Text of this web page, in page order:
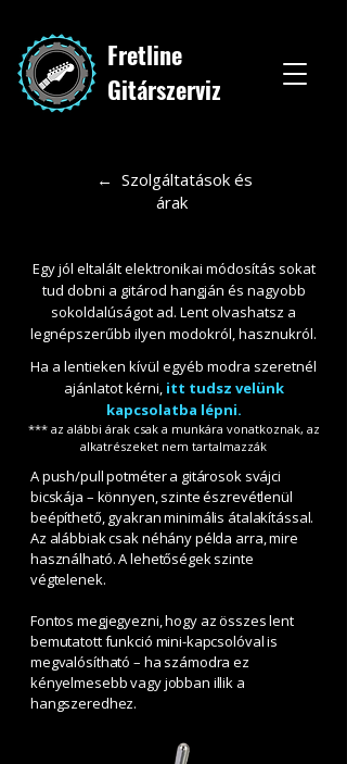
Fretline
Gitárszerviz
← Szolgáltatások és
árak
Egy jól eltalált elektronikai módosítás sokat
tud dobni a gitárod hangján és nagyobb
sokoldalúságot ad. Lent olvashatsz a
legnépszerűbb ilyen modokról, hasznukról.
Ha a lentieken kívül egyéb modra szeretnél
ajánlatot kérni, itt tudsz velünk
kapcsolatba lépni.
*** az alábbi árak csak a munkára vonatkoznak, az
alkatrészeket nem tartalmazzák
A push/pull potméter a gitárosok svájci
bicskája – könnyen, szinte észrevétlenül
beépíthető, gyakran minimális átalakítással.
Az alábbiak csak néhány példa arra, mire
használható. A lehetőségek szinte
végtelenek.
Fontos megjegyezni, hogy az összes lent
bemutatott funkció mini-kapcsolóval is
megvalósítható – ha számodra ez
kényelmesebb vagy jobban illik a
hangszeredhez.